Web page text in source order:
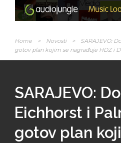
Home > Novosti >
SARAJEVO:
gotov plan kojim se nagrađuje HDZ i
SARAJEVO:
Eichhorst i
gotov plan